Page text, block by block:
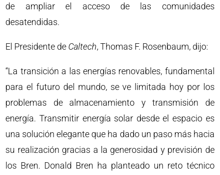
de ampliar el acceso de las comunidades
desatendidas.
El Presidente de Caltech, Thomas F. Rosenbaum, dijo:
“La transición a las energías renovables, fundamental
para el futuro del mundo, se ve limitada hoy por los
problemas de almacenamiento y transmisión de
energía. Transmitir energía solar desde el espacio es
una solución elegante que ha dado un paso más hacia
su realización gracias a la generosidad y previsión de
los Bren. Donald Bren ha planteado un reto técnico